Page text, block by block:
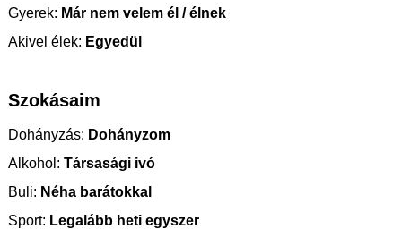
Gyerek: Már nem velem él / élnek
Akivel élek: Egyedül
Szokásaim
Dohányzás: Dohányzom
Alkohol: Társasági ivó
Buli: Néha barátokkal
Sport: Legalább heti egyszer